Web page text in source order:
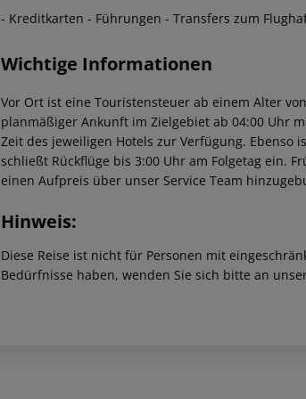
- Kreditkarten - Führungen - Transfers zum
Wichtige Informationen
Vor Ort ist eine Touristensteuer ab einem Alter
planmäßiger Ankunft im Zielgebiet ab 04:00 Uhr
Zeit des jeweiligen Hotels zur Verfügung. Ebenso
schließt Rückflüge bis 3:00 Uhr am Folgetag ein.
einen Aufpreis über unser Service Team
Hinweis:
Diese Reise ist nicht für Personen mit
Bedürfnisse haben, wenden Sie sich bitte an